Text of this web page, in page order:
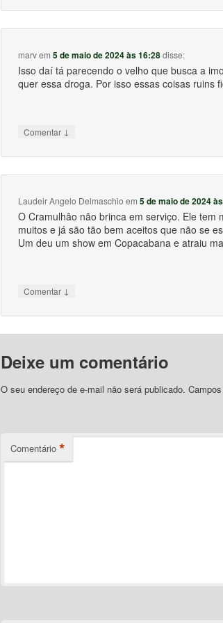
marvem5 de maio de 2024 às 16:28disse:
Isso daí tá parecendo o velho que busca a
quer essa droga. Por isso essas coisas ruins
Comentar ↓
Laudeir Angelo Delmaschio em5 de maio de 2024
O Cramulhão não brinca em serviço. Ele tem
muitos e já são tão bem aceitos que não se
Um deu um show em Copacabana e atraiu
Comentar ↓
Deixe um comentário
O seu endereço de e-mail não será publicado.
Comentário *